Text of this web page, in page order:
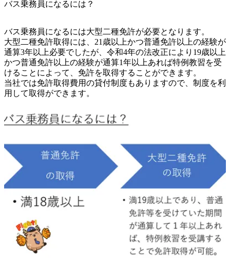
バス乗務員になるには？
バス乗務員になるには大型二種免許が必要となります。
大型二種免許取得には、21歳以上かつ普通免許以上の経験が
通算3年以上必要でしたが、令和4年の法改正により19歳以上
かつ普通免許以上の経験が通算1年以上あれば特例教習を受
けることによって、免許を取得することができます。
当社では免許取得費用の貸付制度もありますので、制度を利
用して取得ができます。